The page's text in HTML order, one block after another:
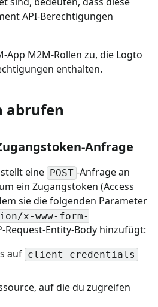
API-Berechtigungen
App M2M-Rollen zu, die Logto
enthalten.
abrufen
Anfrage
eine POST -Anfrage an
ein Zugangstoken (Access
sie die folgenden Parameter
x-www-form-
Request-Entity-Body hinzufügt:
auf client_credentials
auf die du zugreifen